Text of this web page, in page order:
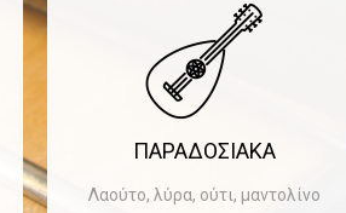
ΠΑΡΑΔΟΣΙΑΚΑ
Λαούτο, λύρα, ούτι, μαντολίνο